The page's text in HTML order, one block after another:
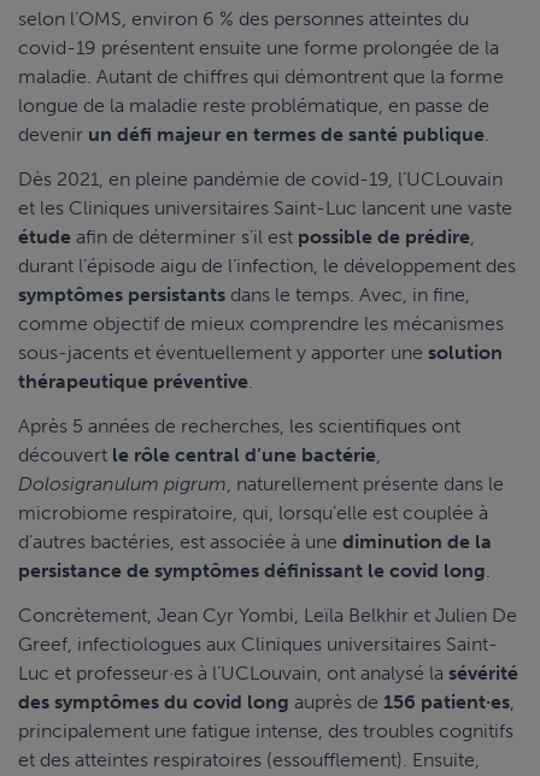
selon l’OMS, environ 6 % des personnes atteintes du
covid-19 présentent ensuite une forme prolongée de la
maladie. Autant de chiffres qui démontrent que la forme
longue de la maladie reste problématique, en passe de
devenir un défi majeur en termes de santé publique
Dès 2021, en pleine pandémie de covid-19, l’UCLouvain
et les Cliniques universitaires Saint-Luc lancent une vaste
étude afin de déterminer s’il est possible de prédire
durant l’épisode aigu de l’infection, le développement des
symptômes persistants dans le temps. Avec, in fine,
comme objectif de mieux comprendre les mécanismes
sous-jacents et éventuellement y apporter une solution
thérapeutique préventive
Après 5 années de recherches, les scientifiques ont
découvert le rôle central d’une bactérie
Dolosigranulum pigrum , naturellement présente dans le
microbiome respiratoire, qui, lorsqu’elle est couplée à
d’autres bactéries, est associée à une diminution de la
persistance de symptômes définissant le covid long
Concrètement, Jean Cyr Yombi, Leïla Belkhir et Julien De
Greef, infectiologues aux Cliniques universitaires Saint-
Luc et professeur·es à l’UCLouvain, ont analysé la sévérité
des symptômes du covid long auprès de 156 patient·es
principalement une fatigue intense, des troubles cognitifs
et des atteintes respiratoires (essoufflement). Ensuite,